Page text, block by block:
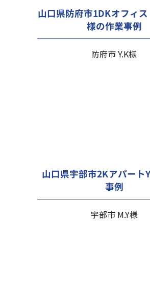
山口県防府市1DKオフィ
様の作業事例
防府市 Y.K様
山口県宇部市2Kアパート
事例
宇部市 M.Y様